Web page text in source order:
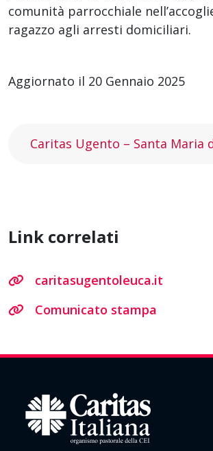
comunità parrocchiale
ragazzo agli arresti domiciliari.
Aggiornato il 20 Gennaio 2025
Caritas Ugento – Santa Maria
Link correlati
caritasugentoleuca.it
Comunicato stampa